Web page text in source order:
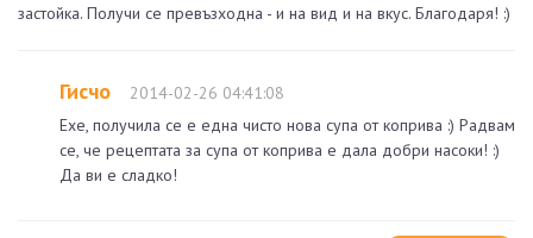
застойка. Получи се превъзходна - и на вид и на вкус. Благодаря! :)
Гисчо
2014-02-26 04:41:08
Ехе, получила се е една чисто нова супа от коприва :) Радвам
се, че рецептата за супа от коприва е дала добри насоки! :)
Да ви е сладко!